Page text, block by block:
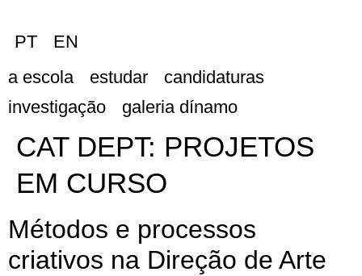
PT
EN
a escola
estudar
candidaturas
investigação
galeria dínamo
CAT DEPT: PROJETOS
EM CURSO
Métodos e processos
criativos na Direção de Arte